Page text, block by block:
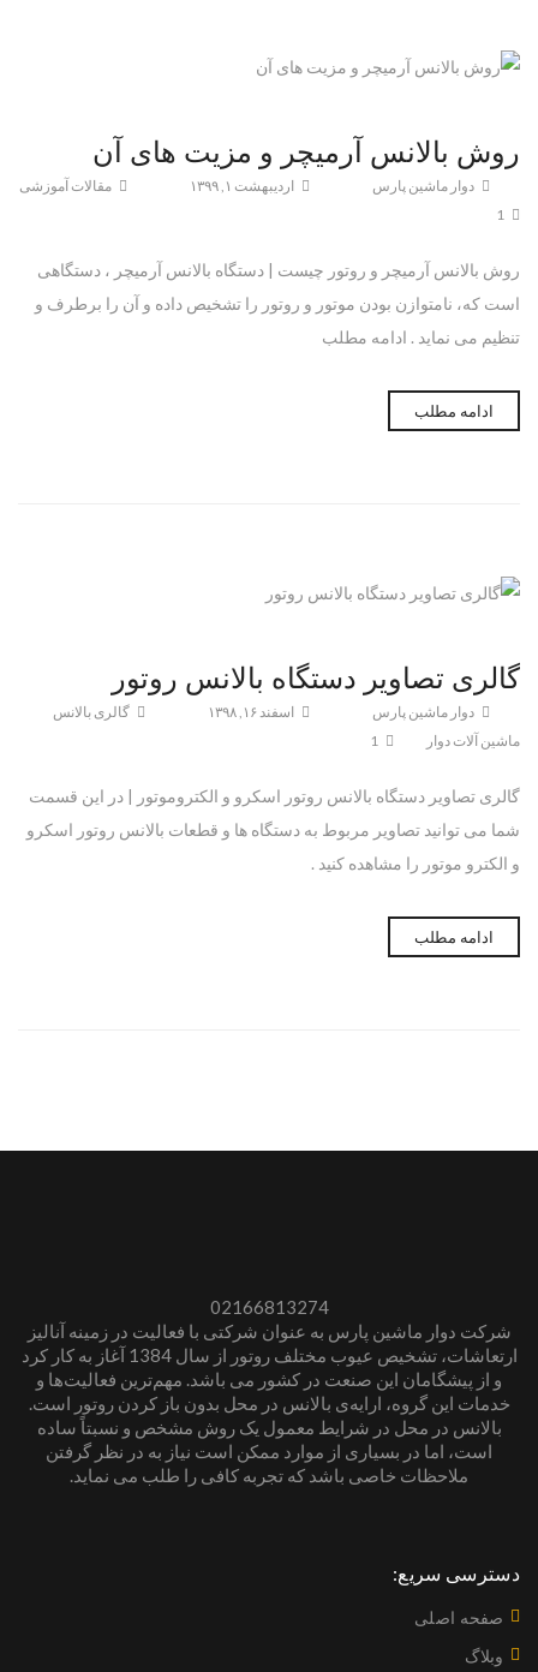
روش بالانس آرمیچر و مزیت های آن
دوار ماشین پارس اردیبهشت ۱, ۱۳۹۹
مقالات آموزشی
روش بالانس آرمیچر و روتور چیست | دستگاه بالانس آرمیچر ، دستگاهی
است که، نامتوازن بودن موتور و روتور را تشخیص داده و آن را برطرف و
تنظیم می نماید . ادامه مطلب
ادامه مطلب
گالری تصاویر دستگاه بالانس روتور
دوار ماشین پارس اسفند ۱۶, ۱۳۹۸
گالری بالانس
ماشین آلات دوار
گالری تصاویر دستگاه بالانس روتور اسکرو و الکتروموتور | در این قسمت
شما می توانید تصاویر مربوط به دستگاه ها و قطعات بالانس روتور اسکرو
و الکترو موتور را مشاهده کنید .
ادامه مطلب
02166813274
شرکت دوار ماشین پارس به عنوان شرکتی با فعالیت در زمینه آنالیز
ارتعاشات، تشخیص عیوب مختلف روتور از سال 1384 آغاز به کار کرد
و از پیشگامان این صنعت در کشور می باشد. مهم‌ترین فعالیت‌ها و
خدمات این گروه، ارایه‌ی بالانس در محل بدون باز کردن روتور است.
بالانس در محل در شرایط معمول یک روش مشخص و نسبتاً ساده
است، اما در بسیاری از موارد ممکن است نیاز به در نظر گرفتن
ملاحظات خاصی باشد که تجربه کافی را طلب می نماید.
دسترسی سریع:
صفحه اصلی
وبلاگ